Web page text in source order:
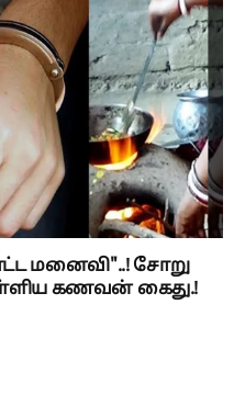
மனைவி"..! சோறு
கணவன் கைது.!